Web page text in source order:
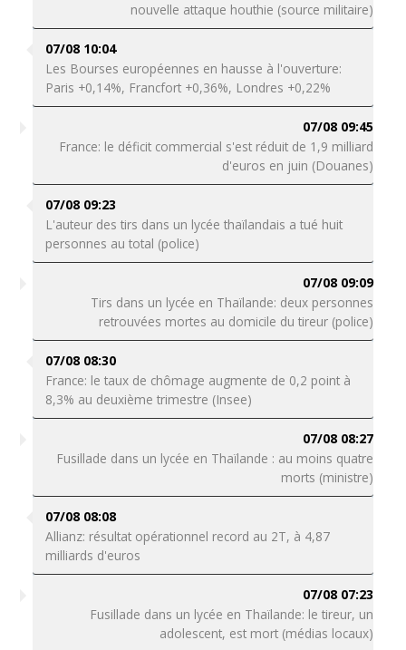
nouvelle attaque houthie (source militaire)
07/08 10:04
Les Bourses européennes en hausse à l'ouverture:
Paris +0,14%, Francfort +0,36%, Londres +0,22%
07/08 09:45
France: le déficit commercial s'est réduit de 1,9 milliard
d'euros en juin (Douanes)
07/08 09:23
L'auteur des tirs dans un lycée thaïlandais a tué huit
personnes au total (police)
07/08 09:09
Tirs dans un lycée en Thaïlande: deux personnes
retrouvées mortes au domicile du tireur (police)
07/08 08:30
France: le taux de chômage augmente de 0,2 point à
8,3% au deuxième trimestre (Insee)
07/08 08:27
Fusillade dans un lycée en Thaïlande : au moins quatre
morts (ministre)
07/08 08:08
Allianz: résultat opérationnel record au 2T, à 4,87
milliards d'euros
07/08 07:23
Fusillade dans un lycée en Thaïlande: le tireur, un
adolescent, est mort (médias locaux)